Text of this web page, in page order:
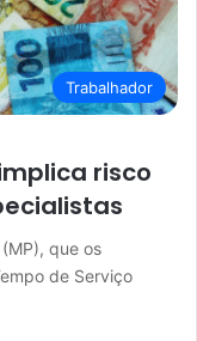
Trabalhador
risco
que os
de Serviço